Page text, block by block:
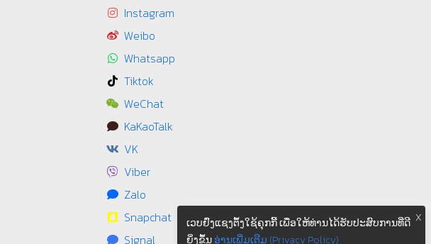
Instagram
Weibo
Whatsapp
Tiktok
WeChat
KaKaoTalk
VK
Viber
Zalo
Snapchat
Signal
X
ເວບຢົ່ງແຊງຕຶ້ງໃຊ້ຄຸກກີ້ ເພື່ອໃຫ້ທ່ານໄດ້ຮັບປະສົບການທີ່ດີ
ຍິ່ງຂຶ້ນອ່ານເພີ່ມເຕີມ (Privacy Policy)